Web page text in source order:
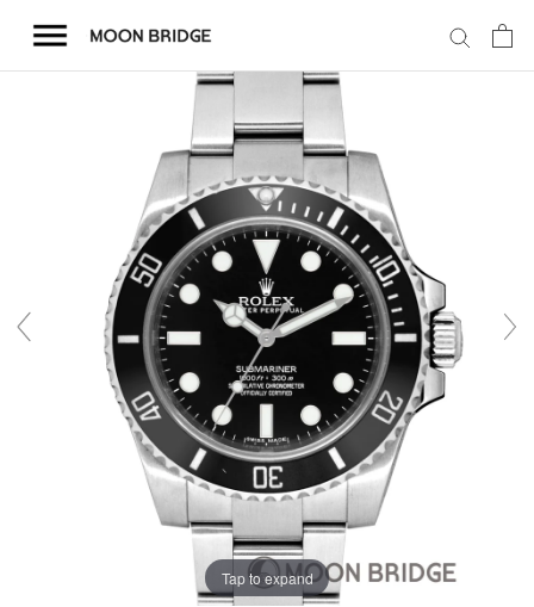
テ
会社概要
Tap to expand